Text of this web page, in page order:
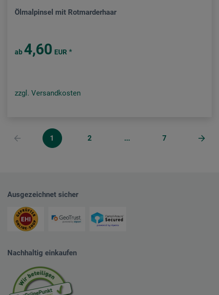
Ölmalpinsel mit Rotmarderhaar
ab 4,60 EUR *
zzgl. Versandkosten
1 2 ... 7
Ausgezeichnet sicher
Nachhaltig einkaufen